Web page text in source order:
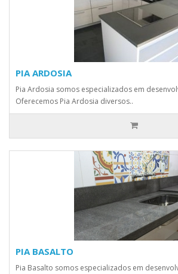
PIA ARDOSIA
Pia Ardosia somos especializados em
Oferecemos Pia Ardosia diversos..
PIA BASALTO
Pia Basalto somos especializados em